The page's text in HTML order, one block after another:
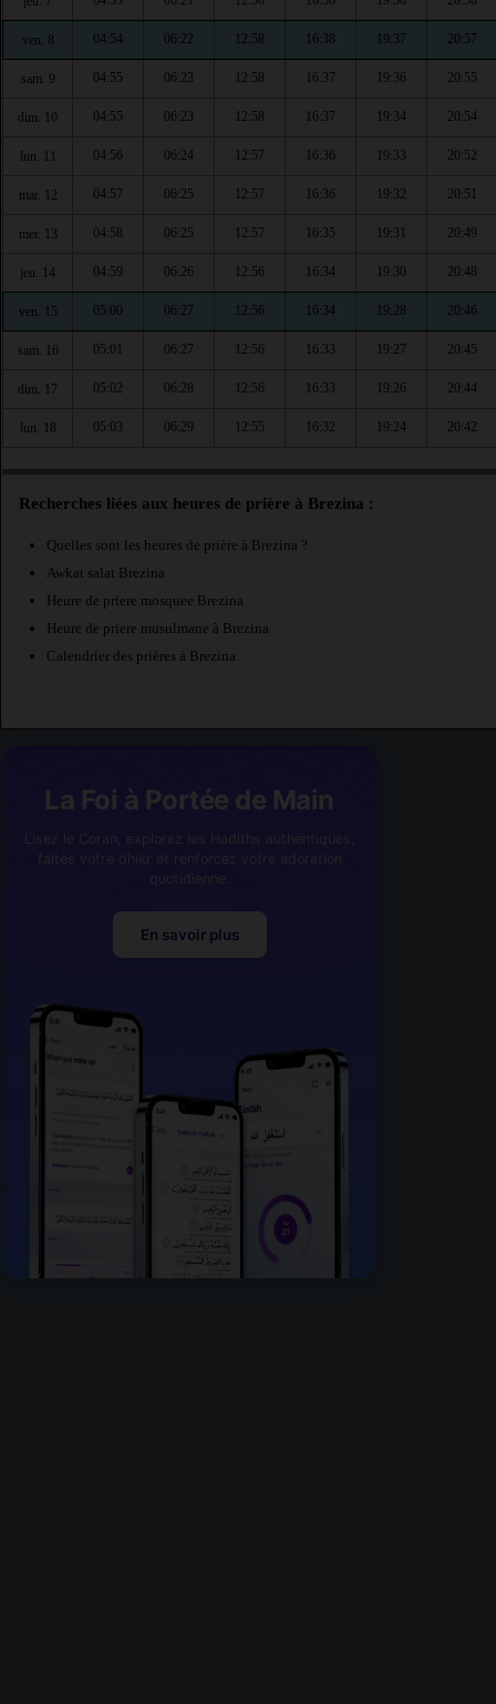
ven. 8 04:54 06:22 12:58 16:38 19:37 20:57
sam. 9 04:55 06:23 12:58 16:37 19:36 20:55
dim. 10 04:55 06:23 12:58 16:37 19:34 20:54
lun. 11 04:56 06:24 12:57 16:36 19:33 20:52
mar. 12 04:57 06:25 12:57 16:36 19:32 20:51
mer. 13 04:58 06:25 12:57 16:35 19:31 20:49
jeu. 14 04:59 06:26 12:56 16:34 19:30 20:48
ven. 15 05:00 06:27 12:56 16:34 19:28 20:46
sam. 16 05:01 06:27 12:56 16:33 19:27 20:45
dim. 17 05:02 06:28 12:56 16:33 19:26 20:44
lun. 18 05:03 06:29 12:55 16:32 19:24 20:42
Recherches liées aux heures de prière à Brezina :
Quelles sont les heures de prière à Brezina ?
Awkat salat Brezina
Heure de priere mosquee Brezina
Heure de priere musulmane à Brezina
Calendrier des prières à Brezina
La Foi à Portée de Main
En savoir plus